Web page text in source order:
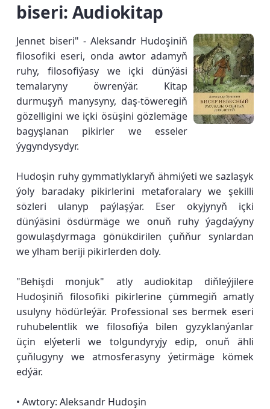
biseri: Audiokitap
Jennet biseri" - Aleksandr Hudoşiniň
filosofiki eseri, onda awtor adamyň
ruhy, filosofiýasy we içki dünýäsi
temalaryny öwrenýär. Kitap
durmuşyň manysyny, daş-töweregiň
gözelligini we içki ösüşini gözlemäge
bagyşlanan pikirler we esseler
ýygyndysydyr.
Hudoşin ruhy gymmatlyklaryň ähmiýeti we sazlaşyk
ýoly baradaky pikirlerini metaforalary we şekilli
sözleri ulanyp paýlaşýar. Eser okyjynyň içki
dünýäsini ösdürmäge we onuň ruhy ýagdaýyny
gowulaşdyrmaga gönükdirilen çuňňur synlardan
we ylham beriji pikirlerden doly.
"Behişdi monjuk" atly audiokitap diňleýjilere
Hudoşiniň filosofiki pikirlerine çümmegiň amatly
usulyny hödürleýär. Professional ses bermek eseri
ruhubelentlik we filosofiýa bilen gyzyklanýanlar
üçin elýeterli we tolgundyryjy edip, onuň ähli
çuňlugyny we atmosferasyny ýetirmäge kömek
edýär.
• Awtory: Aleksandr Hudoşin